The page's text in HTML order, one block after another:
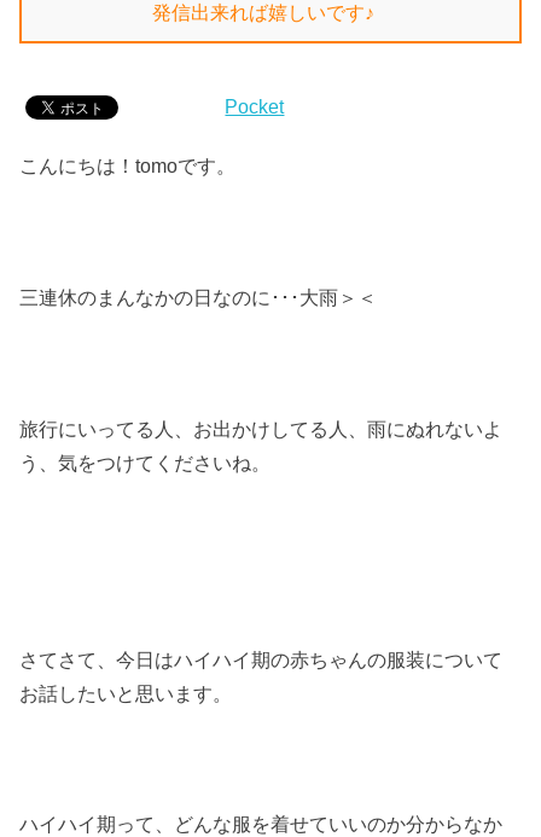
発信出来れば嬉しいです♪
Pocket
こんにちは！tomoです。
三連休のまんなかの日なのに･･･大雨＞＜
旅行にいってる人、お出かけしてる人、雨にぬれないよ
う、気をつけてくださいね。
さてさて、今日はハイハイ期の赤ちゃんの服装について
お話したいと思います。
ハイハイ期って、どんな服を着せていいのか分からなか